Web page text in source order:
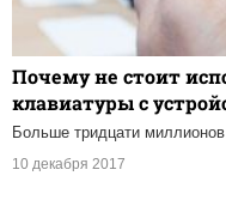
Почему не стоит
клавиатуры с
Больше тридцати
10 декабря 2017